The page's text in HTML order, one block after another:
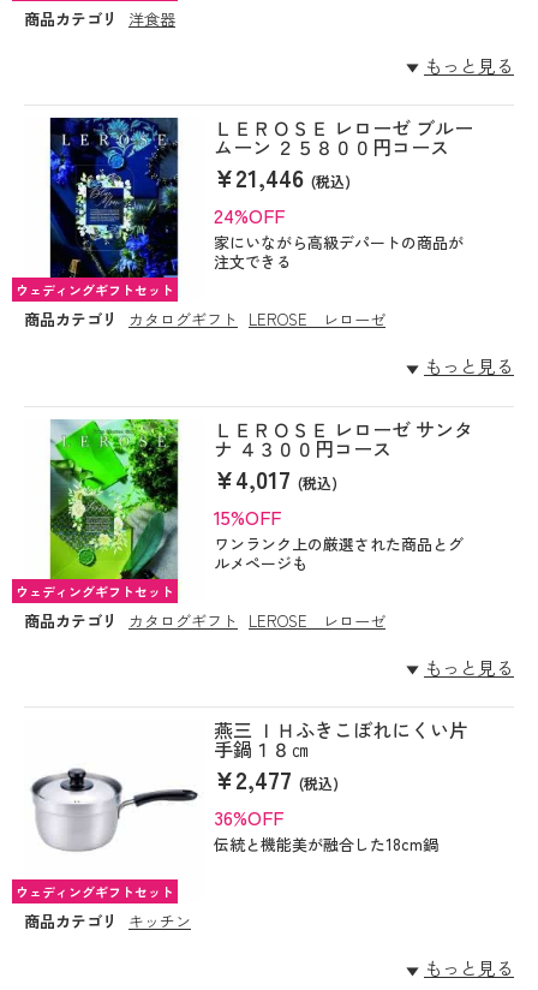
商品カテゴリ 洋食器
もっと見る
ウェディングギフトセット
ＬＥＲＯＳＥ レローゼ ブルー
ムーン ２５８００円コース
¥21,446(税込)
24%OFF
家にいながら高級デパートの商品が
注文できる
商品カテゴリ カタログギフト LEROSE レローゼ
もっと見る
ウェディングギフトセット
ＬＥＲＯＳＥ レローゼ サンタ
ナ ４３００円コース
¥4,017(税込)
15%OFF
ワンランク上の厳選された商品とグ
ルメページも
商品カテゴリ カタログギフト LEROSE レローゼ
もっと見る
ウェディングギフトセット
燕三 ＩＨふきこぼれにくい片
手鍋１８㎝
¥2,477(税込)
36%OFF
伝統と機能美が融合した18cm鍋
商品カテゴリ キッチン
もっと見る